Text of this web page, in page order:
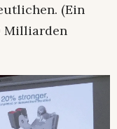
(Ein
Milliarden